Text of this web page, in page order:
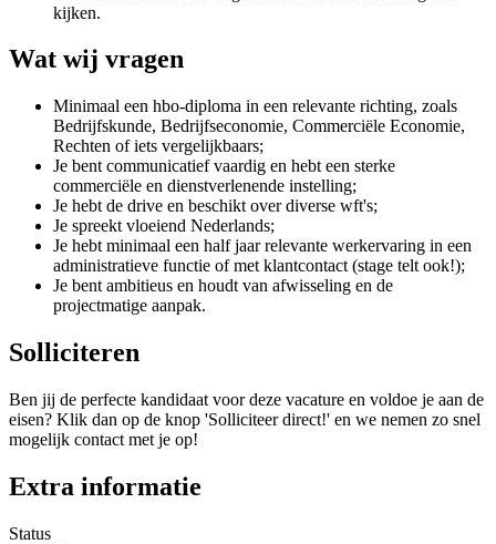
kijken.
Wat wij vragen
Minimaal een hbo-diploma in een relevante richting, zoals
Bedrijfskunde, Bedrijfseconomie, Commerciële Economie,
Rechten of iets vergelijkbaars;
Je bent communicatief vaardig en hebt een sterke
commerciële en dienstverlenende instelling;
Je hebt de drive en beschikt over diverse wft's;
Je spreekt vloeiend Nederlands;
Je hebt minimaal een half jaar relevante werkervaring in een
administratieve functie of met klantcontact (stage telt ook!);
Je bent ambitieus en houdt van afwisseling en de
projectmatige aanpak.
Solliciteren
Ben jij de perfecte kandidaat voor deze vacature en voldoe je aan de
eisen? Klik dan op de knop 'Solliciteer direct!' en we nemen zo snel
mogelijk contact met je op!
Extra informatie
Status